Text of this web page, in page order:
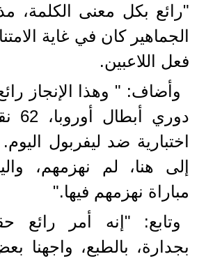
"رائع بكل معنى الكلمة،
الجماهير كان في غاية
فعل اللاعبين.
وأضاف: " وهذا الإنجاز
اختبارية ضد ليفربول
إلى هنا، لم نهزمهم،
مباراة نهزمهم فيها."
وتابع: "إنه أمر رائع
بجدارة، بالطبع، واجهنا